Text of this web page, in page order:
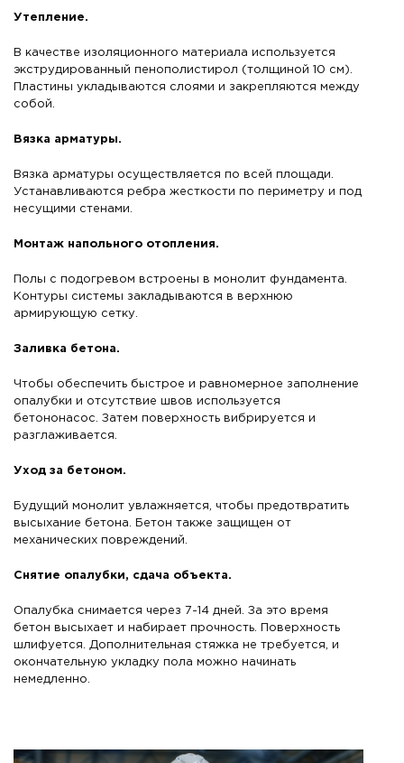
Утепление.
В качестве изоляционного материала используется
экструдированный пенополистирол (толщиной 10 см).
Пластины укладываются слоями и закрепляются между
собой.
Вязка арматуры.
Вязка арматуры осуществляется по всей площади.
Устанавливаются ребра жесткости по периметру и под
несущими стенами.
Монтаж напольного отопления.
Полы с подогревом встроены в монолит фундамента.
Контуры системы закладываются в верхнюю
армирующую сетку.
Заливка бетона.
Чтобы обеспечить быстрое и равномерное заполнение
опалубки и отсутствие швов используется
бетононасос. Затем поверхность вибрируется и
разглаживается.
Уход за бетоном.
Будущий монолит увлажняется, чтобы предотвратить
высыхание бетона. Бетон также защищен от
механических повреждений.
Снятие опалубки, сдача объекта.
Опалубка снимается через 7-14 дней. За это время
бетон высыхает и набирает прочность. Поверхность
шлифуется. Дополнительная стяжка не требуется, и
окончательную укладку пола можно начинать
немедленно.